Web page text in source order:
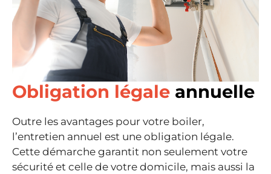
Obligation légale annuelle
Outre les avantages pour votre boiler,
l’entretien annuel est une obligation légale.
Cette démarche garantit non seulement votre
sécurité et celle de votre domicile, mais aussi la